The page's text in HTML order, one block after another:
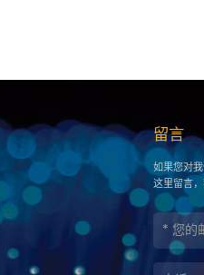
留言
如果您对
这里留言